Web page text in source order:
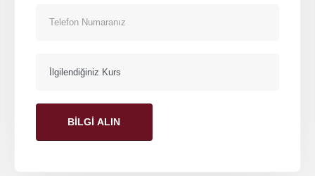
DEVAMINI GÖR